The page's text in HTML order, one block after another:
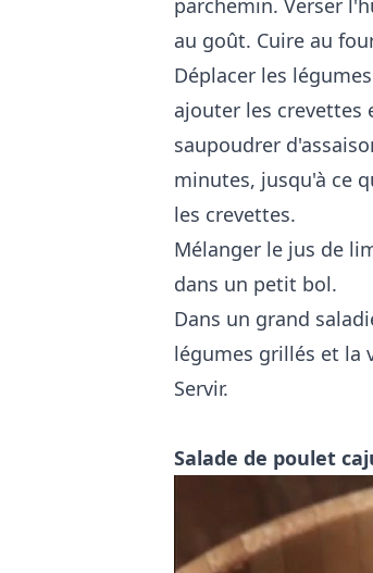
au goût. Cuire au
Déplacer les
ajouter les crevettes
saupoudrer
minutes, jusqu'à ce
les crevettes.
Mélanger le jus de
dans un petit bol.
Dans un grand
légumes grillés et la
Servir.
Salade de poulet